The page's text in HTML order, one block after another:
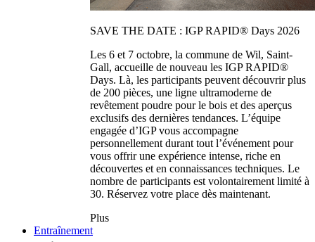
SAVE THE DATE : IGP RAPID® Days 2026
Les 6 et 7 octobre, la commune de Wil, Saint-
Gall, accueille de nouveau les IGP RAPID®
Days. Là, les participants peuvent découvrir plus
de 200 pièces, une ligne ultramoderne de
revêtement poudre pour le bois et des aperçus
exclusifs des dernières tendances. L’équipe
engagée d’IGP vous accompagne
personnellement durant tout l’événement pour
vous offrir une expérience intense, riche en
découvertes et en connaissances techniques. Le
nombre de participants est volontairement limité à
30. Réservez votre place dès maintenant.
Plus
Entraînement